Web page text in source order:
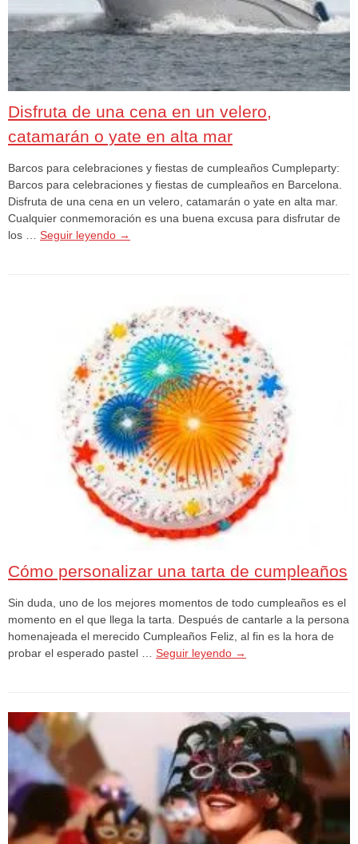
Disfruta de una cena en un velero,
catamarán o yate en alta mar
Barcos para celebraciones y fiestas de cumpleaños Cumpleparty:
Barcos para celebraciones y fiestas de cumpleaños en Barcelona.
Disfruta de una cena en un velero, catamarán o yate en alta mar.
Cualquier conmemoración es una buena excusa para disfrutar de
los … Seguir leyendo →
Cómo personalizar una tarta de cumpleaños
Sin duda, uno de los mejores momentos de todo cumpleaños es el
momento en el que llega la tarta. Después de cantarle a la persona
homenajeada el merecido Cumpleaños Feliz, al fin es la hora de
probar el esperado pastel … Seguir leyendo →